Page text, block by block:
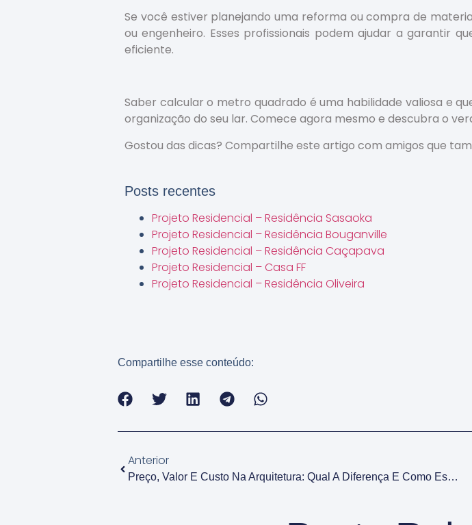
Se você estiver planejando uma reforma ou compra de
ou engenheiro. Esses profissionais podem ajudar a garantir
eficiente.
Saber calcular o metro quadrado é uma habilidade valiosa e
organização do seu lar. Comece agora mesmo e descubra o
Gostou das dicas? Compartilhe este artigo com amigos que
Posts recentes
Projeto Residencial – Residência Sasaoka
Projeto Residencial – Residência Bouganville
Projeto Residencial – Residência Caçapava
Projeto Residencial – Casa FF
Projeto Residencial – Residência Oliveira
Compartilhe esse conteúdo:
Anterior
Preço, Valor E Custo Na Arquitetura: Qual A Diferença E Como Escolher A Melhor Opção Para Você